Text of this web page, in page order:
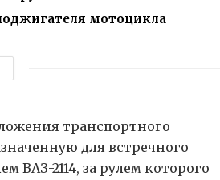
мотоцикла
транспортного
для встречного
ВАЗ-2114, за рулем которого